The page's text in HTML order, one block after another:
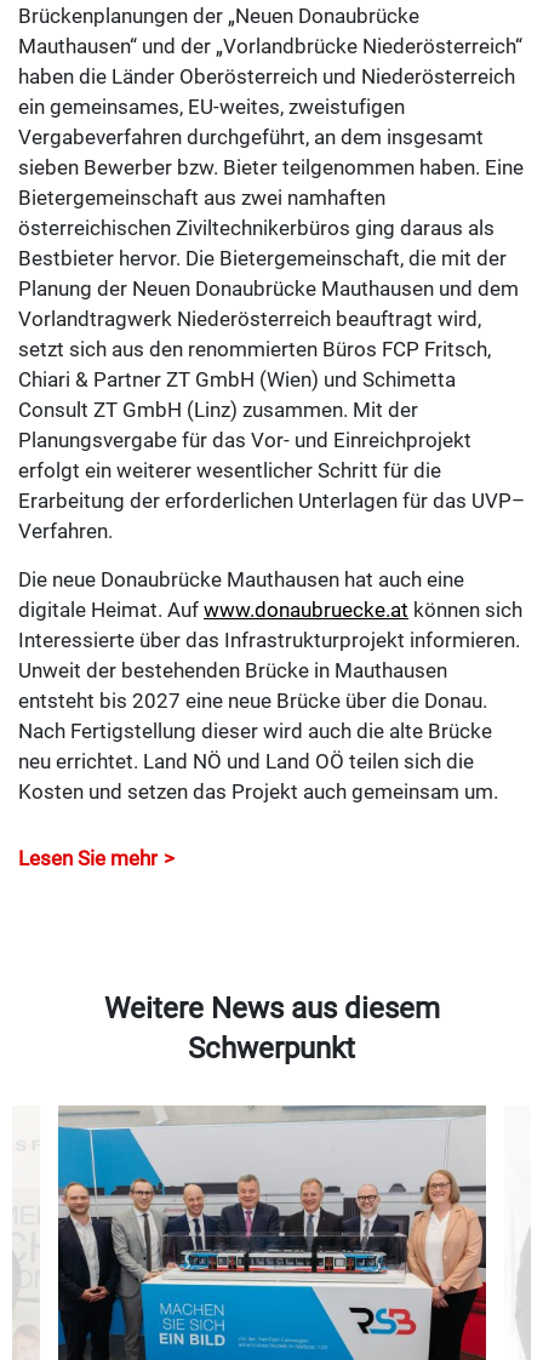
Brückenplanungen der „Neuen Donaubrücke
Mauthausen“ und der „Vorlandbrücke Niederösterreich“
haben die Länder Oberösterreich und Niederösterreich
ein gemeinsames, EU-weites, zweistufigen
Vergabeverfahren durchgeführt, an dem insgesamt
sieben Bewerber bzw. Bieter teilgenommen haben. Eine
Bietergemeinschaft aus zwei namhaften
österreichischen Ziviltechnikerbüros ging daraus als
Bestbieter hervor. Die Bietergemeinschaft, die mit der
Planung der Neuen Donaubrücke Mauthausen und dem
Vorlandtragwerk Niederösterreich beauftragt wird,
setzt sich aus den renommierten Büros FCP Fritsch,
Chiari & Partner ZT GmbH (Wien) und Schimetta
Consult ZT GmbH (Linz) zusammen. Mit der
Planungsvergabe für das Vor- und Einreichprojekt
erfolgt ein weiterer wesentlicher Schritt für die
Erarbeitung der erforderlichen Unterlagen für das UVP–
Verfahren.
Die neue Donaubrücke Mauthausen hat auch eine
digitale Heimat. Auf www.donaubruecke.at können sich
Interessierte über das Infrastrukturprojekt informieren.
Unweit der bestehenden Brücke in Mauthausen
entsteht bis 2027 eine neue Brücke über die Donau.
Nach Fertigstellung dieser wird auch die alte Brücke
neu errichtet. Land NÖ und Land OÖ teilen sich die
Kosten und setzen das Projekt auch gemeinsam um.
Lesen Sie mehr
Weitere News aus diesem
Schwerpunkt